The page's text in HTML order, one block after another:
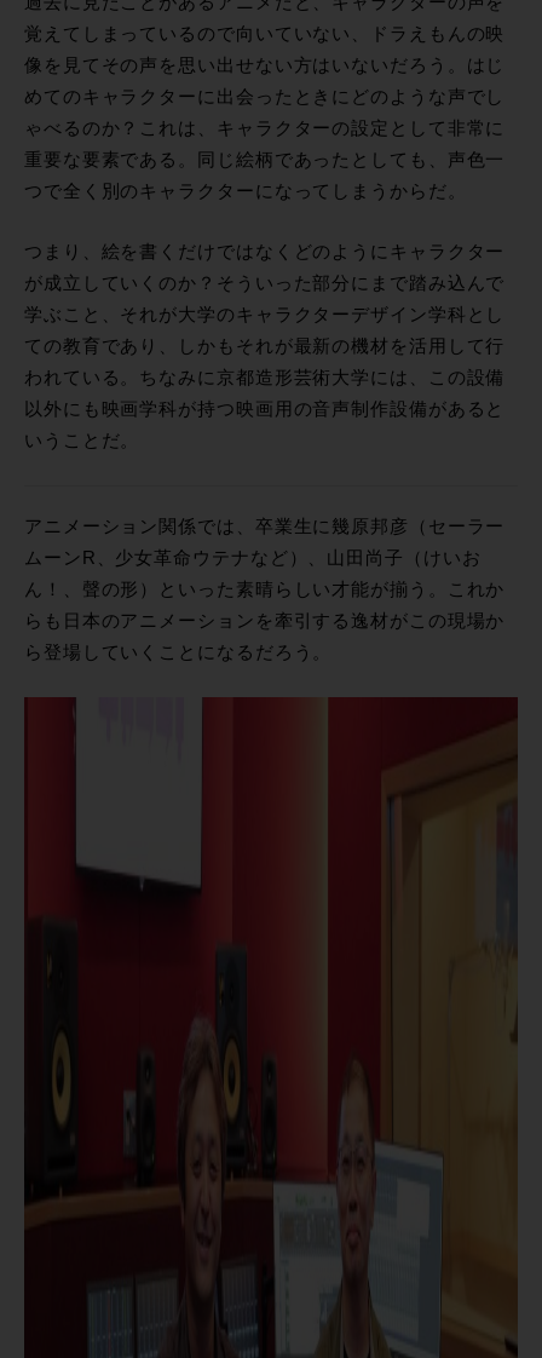
覚えてしまっているので向いていない、ドラえもんの映
像を見てその声を思い出せない方はいないだろう。はじ
めてのキャラクターに出会ったときにどのような声でし
ゃべるのか？これは、キャラクターの設定として非常に
重要な要素である。同じ絵柄であったとしても、声色一
つで全く別のキャラクターになってしまうからだ。
つまり、絵を書くだけではなくどのようにキャラクター
が成立していくのか？そういった部分にまで踏み込んで
学ぶこと、それが大学のキャラクターデザイン学科とし
ての教育であり、しかもそれが最新の機材を活用して行
われている。ちなみに京都造形芸術大学には、この設備
以外にも映画学科が持つ映画用の音声制作設備があると
いうことだ。
アニメーション関係では、卒業生に幾原邦彦（セーラー
ムーンR、少女革命ウテナなど）、山田尚子（けいお
ん！、聲の形）といった素晴らしい才能が揃う。これか
らも日本のアニメーションを牽引する逸材がこの現場か
ら登場していくことになるだろう。